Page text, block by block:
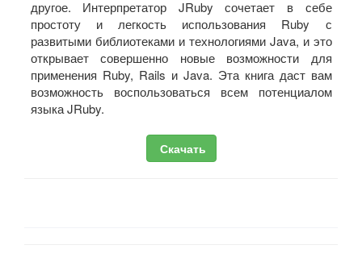
другое. Интерпретатор JRuby сочетает в себе
простоту и легкость использования Ruby с
развитыми библиотеками и технологиями Java, и это
открывает совершенно новые возможности для
применения Ruby, Rails и Java. Эта книга даст вам
возможность воспользоваться всем потенциалом
языка JRuby.
Скачать